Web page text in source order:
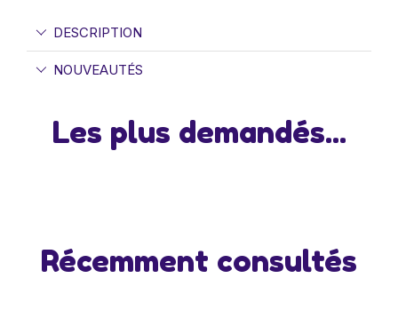
DESCRIPTION
NOUVEAUTÉS
Les plus demandés...
Récemment consultés